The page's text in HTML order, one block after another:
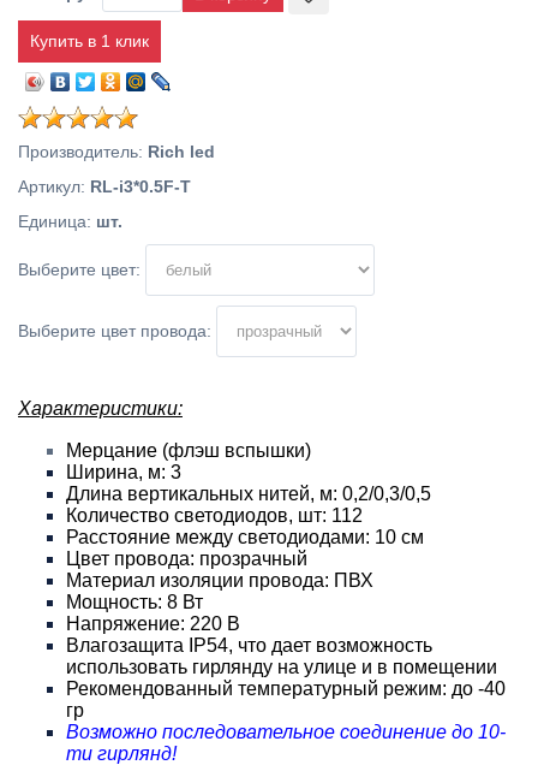
Купить в 1 клик
Производитель: Rich led
Артикул: RL-i3*0.5F-T
Единица: шт.
Выберите цвет:
Выберите цвет провода:
Характеристики:
Мерцание (флэш вспышки)
Ширина, м: 3
Длина вертикальных нитей, м: 0,2/0,3/0,5
Количество светодиодов, шт: 112
Расстояние между светодиодами: 10 см
Цвет провода: прозрачный
Материал изоляции провода: ПВХ
Мощность: 8 Вт
Напряжение: 220 В
Влагозащита IP54, что дает возможность
использовать гирлянду на улице и в помещении
Рекомендованный температурный режим: до -40
гр
Возможно последовательное соединение до 10-
ти гирлянд!